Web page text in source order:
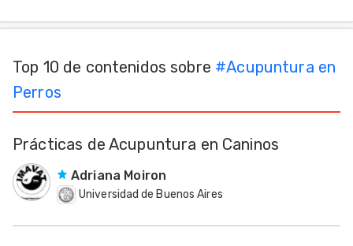
Top 10 de contenidos sobre #Acupuntura en
Perros
Prácticas de Acupuntura en Caninos
Adriana Moiron
Universidad de Buenos Aires